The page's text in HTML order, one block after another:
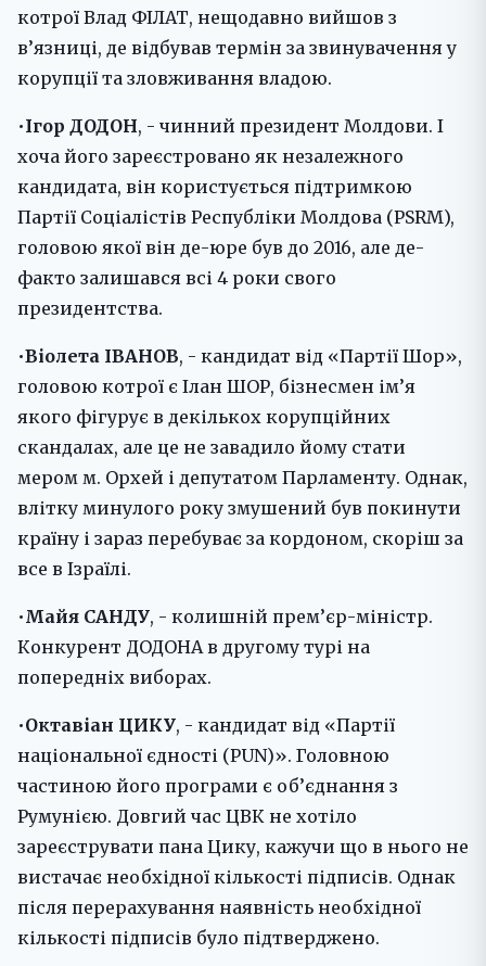
котрої Влад ФІЛАТ, нещодавно вийшов з
в’язниці, де відбував термін за звинувачення у
корупції та зловживання владою.
•Ігор ДОДОН, - чинний президент Молдови. І
хоча його зареєстровано як незалежного
кандидата, він користується підтримкою
Партії Соціалістів Республіки Молдова (PSRM),
головою якої він де-юре був до 2016, але де-
факто залишався всі 4 роки свого
президентства.
•Віолета ІВАНОВ, - кандидат від «Партії Шор»,
головою котрої є Ілан ШОР, бізнесмен ім’я
якого фігурує в декількох корупційних
скандалах, але це не завадило йому стати
мером м. Орхей і депутатом Парламенту. Однак,
влітку минулого року змушений був покинути
країну і зараз перебуває за кордоном, скоріш за
все в Ізраїлі.
•Майя САНДУ, - колишній прем’єр-міністр.
Конкурент ДОДОНА в другому турі на
попередніх виборах.
•Октавіан ЦИКУ, - кандидат від «Партії
національної єдності (PUN)». Головною
частиною його програми є об’єднання з
Румунією. Довгий час ЦВК не хотіло
зареєструвати пана Цику, кажучи що в нього не
вистачає необхідної кількості підписів. Однак
після перерахування наявність необхідної
кількості підписів було підтверджено.